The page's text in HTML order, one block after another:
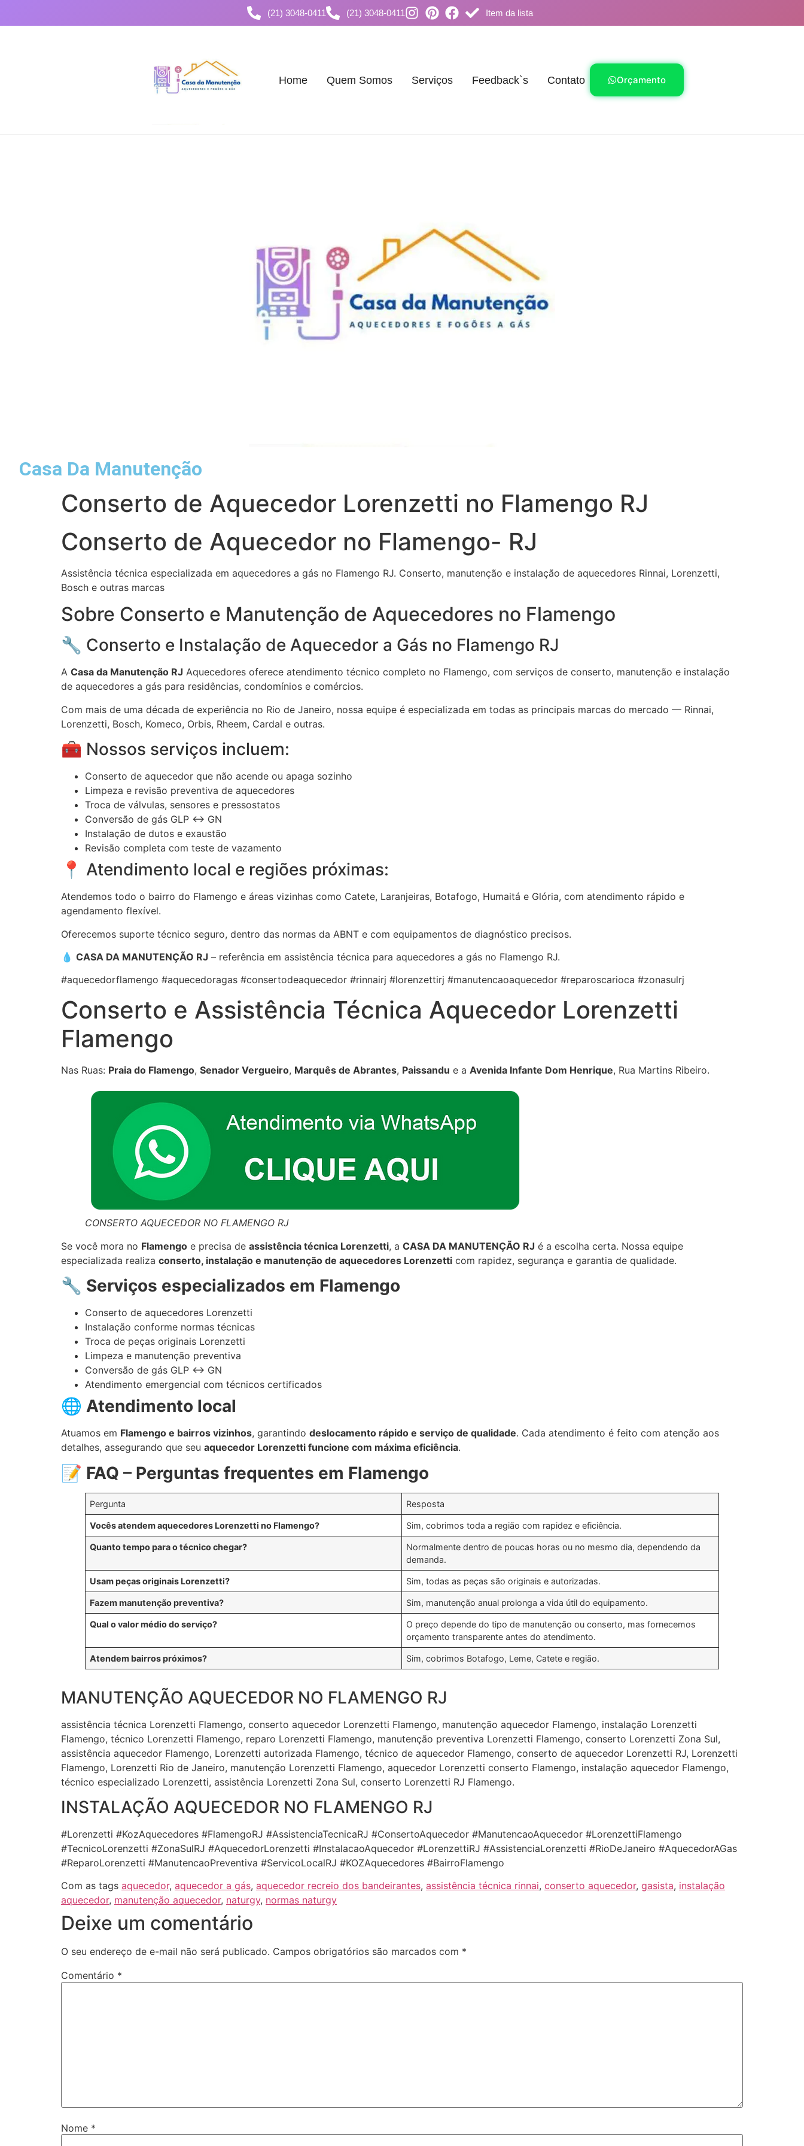
(21) 3048-0411 (21) 3048-0411 Item da lista
Home Quem Somos Serviços Feedback`s Contato Orçamento
Casa Da Manutenção
Conserto de Aquecedor Lorenzetti no Flamengo RJ
Conserto de Aquecedor no Flamengo- RJ
Assistência técnica especializada em aquecedores a gás no Flamengo RJ. Conserto, manutenção e instalação de aquecedores Rinnai, Lorenzetti,
Bosch e outras marcas
Sobre Conserto e Manutenção de Aquecedores no Flamengo
🔧 Conserto e Instalação de Aquecedor a Gás no Flamengo RJ
A Casa da Manutenção RJ Aquecedores oferece atendimento técnico completo no Flamengo, com serviços de conserto, manutenção e instalação
de aquecedores a gás para residências, condomínios e comércios.
Com mais de uma década de experiência no Rio de Janeiro, nossa equipe é especializada em todas as principais marcas do mercado — Rinnai,
Lorenzetti, Bosch, Komeco, Orbis, Rheem, Cardal e outras.
🧰 Nossos serviços incluem:
Conserto de aquecedor que não acende ou apaga sozinho
Limpeza e revisão preventiva de aquecedores
Troca de válvulas, sensores e pressostatos
Conversão de gás GLP ↔ GN
Instalação de dutos e exaustão
Revisão completa com teste de vazamento
📍 Atendimento local e regiões próximas:
Atendemos todo o bairro do Flamengo e áreas vizinhas como Catete, Laranjeiras, Botafogo, Humaitá e Glória, com atendimento rápido e
agendamento flexível.
Oferecemos suporte técnico seguro, dentro das normas da ABNT e com equipamentos de diagnóstico precisos.
💧 CASA DA MANUTENÇÃO RJ – referência em assistência técnica para aquecedores a gás no Flamengo RJ.
#aquecedorflamengo #aquecedoragas #consertodeaquecedor #rinnairj #lorenzettirj #manutencaoaquecedor #reparoscarioca #zonasulrj
Conserto e Assistência Técnica Aquecedor Lorenzetti
Flamengo
Nas Ruas: Praia do Flamengo, Senador Vergueiro, Marquês de Abrantes, Paissandu e a Avenida Infante Dom Henrique, Rua Martins Ribeiro.
CONSERTO AQUECEDOR NO FLAMENGO RJ
Se você mora no Flamengo e precisa de assistência técnica Lorenzetti, a CASA DA MANUTENÇÃO RJ é a escolha certa. Nossa equipe
especializada realiza conserto, instalação e manutenção de aquecedores Lorenzetti com rapidez, segurança e garantia de qualidade.
🔧 Serviços especializados em Flamengo
Conserto de aquecedores Lorenzetti
Instalação conforme normas técnicas
Troca de peças originais Lorenzetti
Limpeza e manutenção preventiva
Conversão de gás GLP ↔ GN
Atendimento emergencial com técnicos certificados
🌐 Atendimento local
Atuamos em Flamengo e bairros vizinhos, garantindo deslocamento rápido e serviço de qualidade. Cada atendimento é feito com atenção aos
detalhes, assegurando que seu aquecedor Lorenzetti funcione com máxima eficiência.
📝 FAQ – Perguntas frequentes em Flamengo
Pergunta Resposta
Vocês atendem aquecedores Lorenzetti no Flamengo? Sim, cobrimos toda a região com rapidez e eficiência.
Quanto tempo para o técnico chegar?
Normalmente dentro de poucas horas ou no mesmo dia, dependendo da
demanda.
Usam peças originais Lorenzetti? Sim, todas as peças são originais e autorizadas.
Fazem manutenção preventiva? Sim, manutenção anual prolonga a vida útil do equipamento.
Qual o valor médio do serviço?
O preço depende do tipo de manutenção ou conserto, mas fornecemos
orçamento transparente antes do atendimento.
Atendem bairros próximos? Sim, cobrimos Botafogo, Leme, Catete e região.
MANUTENÇÃO AQUECEDOR NO FLAMENGO RJ
assistência técnica Lorenzetti Flamengo, conserto aquecedor Lorenzetti Flamengo, manutenção aquecedor Flamengo, instalação Lorenzetti
Flamengo, técnico Lorenzetti Flamengo, reparo Lorenzetti Flamengo, manutenção preventiva Lorenzetti Flamengo, conserto Lorenzetti Zona Sul,
assistência aquecedor Flamengo, Lorenzetti autorizada Flamengo, técnico de aquecedor Flamengo, conserto de aquecedor Lorenzetti RJ, Lorenzetti
Flamengo, Lorenzetti Rio de Janeiro, manutenção Lorenzetti Flamengo, aquecedor Lorenzetti conserto Flamengo, instalação aquecedor Flamengo,
técnico especializado Lorenzetti, assistência Lorenzetti Zona Sul, conserto Lorenzetti RJ Flamengo.
INSTALAÇÃO AQUECEDOR NO FLAMENGO RJ
#Lorenzetti #KozAquecedores #FlamengoRJ #AssistenciaTecnicaRJ #ConsertoAquecedor #ManutencaoAquecedor #LorenzettiFlamengo
#TecnicoLorenzetti #ZonaSulRJ #AquecedorLorenzetti #InstalacaoAquecedor #LorenzettiRJ #AssistenciaLorenzetti #RioDeJaneiro #AquecedorAGas
#ReparoLorenzetti #ManutencaoPreventiva #ServicoLocalRJ #KOZAquecedores #BairroFlamengo
Com as tags aquecedor, aquecedor a gás, aquecedor recreio dos bandeirantes, assistência técnica rinnai, conserto aquecedor, gasista, instalação
aquecedor, manutenção aquecedor, naturgy, normas naturgy
Deixe um comentário
O seu endereço de e-mail não será publicado. Campos obrigatórios são marcados com *
Comentário *
Nome *